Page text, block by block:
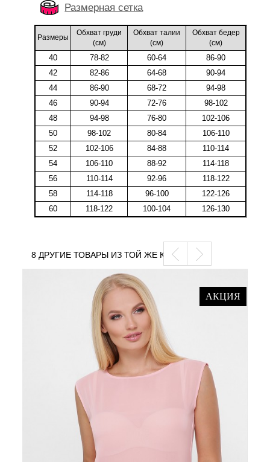
Размерная сетка
Размеры
Обхват груди
(cм)
Обхват талии
(cм)
Обхват бедер
(cм)
40 78-82 60-64
86-90
42
82-86 64-68
90-94
44
86-90 68-72
94-98
46
90-94 72-76
98-102
48
94-98 76-80
102-106
50
98-102 80-84
106-110
52
102-106 84-88
110-114
54
106-110 88-92
114-118
56
110-114 92-96
118-122
58
114-118 96-100
122-126
60
118-122 100-104 126-130
8 ДРУГИЕ ТОВАРЫ ИЗ ТОЙ ЖЕ КАТЕГОРИИ
АКЦИЯ